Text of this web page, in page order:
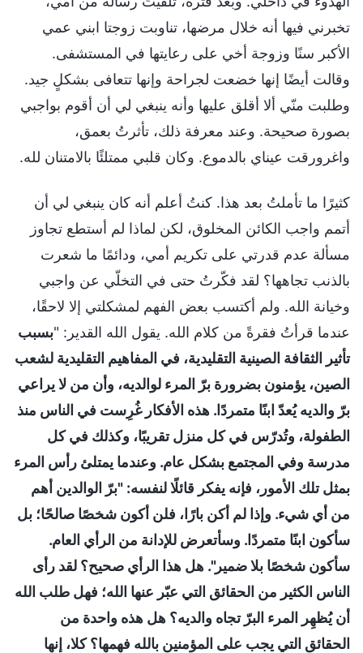
تخبرني فيها أنه خلال مرضها، تناوبت زوجتا ابني عمي
الأكبر سنًا وزوجة أخي على رعايتها في المستشفى.
وقالت أيضًا إنها خضعت لجراحة وإنها تتعافى بشكلٍ جيد.
وطلبت منّي ألا أقلق عليها وأنه ينبغي لي أن أقوم بواجبي
بصورة صحيحة. وعند معرفة ذلك، تأثرتُ بعمق،
واغرورقت عيناي بالدموع. وكان قلبي ممتلئًا بالامتنان لله.
كثيرًا ما تأملتُ بعد هذا. كنتُ أعلم أنه كان ينبغي لي أن
أتمم واجب الكائن المخلوق، لكن لماذا لم أستطع تجاوز
مسألة عدم قدرتي على تكريم أمي، ودائمًا ما شعرت
بالذنب تجاهها؟ لقد فكّرتُ حتى في التخلّي عن واجبي
وخيانة الله. ولم أكتسب بعض الفهم لمشكلتي إلا لاحقًا،
عندما قرأتُ فقرةً من كلام الله. يقول الله القدير: "بسبب
تأثير الثقافة الصينية التقليدية، في المفاهيم التقليدية لشعب
الصين، يؤمنون بضرورة برّ المرء لوالديه، وأن من لا يراعي
برّ والديه يُعدّ ابنًا متمردًا. هذه الأفكار غُرِست في الناس منذ
الطفولة، وتُدرّس في كل منزل تقريبًا، وكذلك في كل
مدرسة وفي المجتمع بشكل عام. وعندما يمتلئ رأس المرء
بمثل تلك الأمور، فإنه يفكر قائلًا لنفسه: "برّ الوالدين أهم
من أي شيء. وإذا لم أكن بارًا، فلن أكون شخصًا صالحًا؛ بل
سأكون ابنًا متمردًا. وسأتعرض للإدانة من الرأي العام.
سأكون شخصًا بلا ضمير". هل هذا الرأي صحيح؟ لقد رأى
الناس الكثير من الحقائق التي عبّر عنها الله؛ فهل طلب الله
أن يُظهِر المرء البرّ تجاه والديه؟ هل هذه واحدة من
الحقائق التي يجب على المؤمنين بالله فهمها؟ كلا، إنها